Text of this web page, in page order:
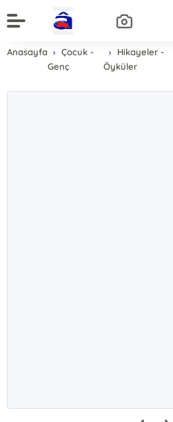
Anasayfa
Çocuk -
Genç
Hikayeler -
Öyküler